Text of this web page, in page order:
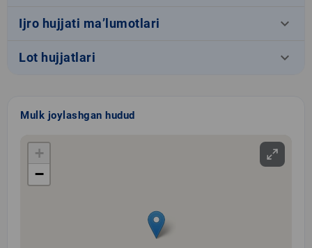
Ijro hujjati ma’lumotlari keyboard_arrow_down
Lot hujjatlari keyboard_arrow_down
Mulk joylashgan hudud
+
−